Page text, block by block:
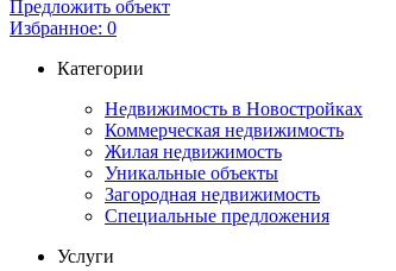
Предложить объект
Избранное: 0
Категории
Недвижимость в Новостройках
Коммерческая недвижимость
Жилая недвижимость
Уникальные объекты
Загородная недвижимость
Специальные предложения
Услуги